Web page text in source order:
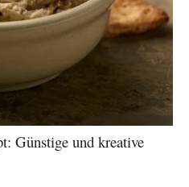
Günstige und kreative